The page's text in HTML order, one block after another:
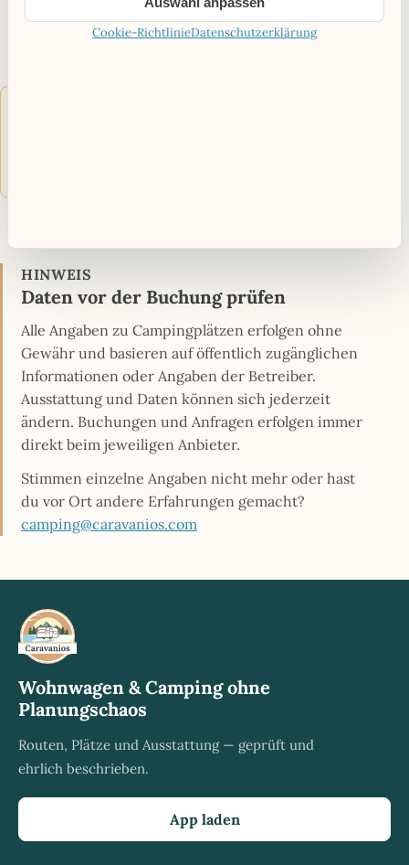
Cookie-RichtlinieDatenschutzerklärung
HINWEIS
Daten vor der Buchung prüfen
Alle Angaben zu Campingplätzen erfolgen ohne
Gewähr und basieren auf öffentlich zugänglichen
Informationen oder Angaben der Betreiber.
Ausstattung und Daten können sich jederzeit
ändern. Buchungen und Anfragen erfolgen immer
direkt beim jeweiligen Anbieter.
Stimmen einzelne Angaben nicht mehr oder hast
du vor Ort andere Erfahrungen gemacht?
camping@caravanios.com
Wohnwagen & Camping ohne
Planungschaos
Routen, Plätze und Ausstattung — geprüft und
ehrlich beschrieben.
App laden